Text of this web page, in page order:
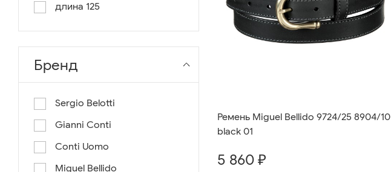
длина 125
длина 130
длина 135
Бренд
Sergio Belotti
Gianni Conti
Conti Uomo
Miguel Bellido
Ремень Miguel Bellido 9724/25 8904/10
black 01
5 860 ₽